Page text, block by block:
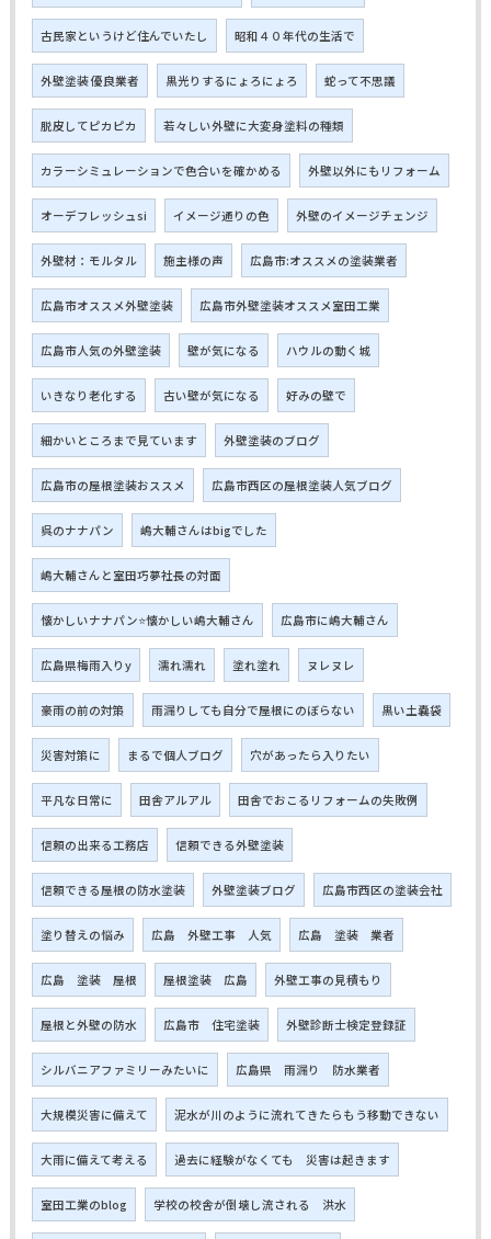
古民家というけど住んでいたし 昭和４０年代の生活で
外壁塗装 優良業者 黒光りするにょろにょろ 蛇って不思議
脱皮してピカピカ 若々しい外壁に大変身塗料の種類
カラーシミュレーションで色合いを確かめる 外壁以外にもリフォーム
オーデフレッシュsi イメージ通りの色 外壁のイメージチェンジ
外壁材：モルタル 施主様の声 広島市:オススメの塗装業者
広島市オススメ外壁塗装 広島市外壁塗装オススメ室田工業
広島市人気の外壁塗装 壁が気になる ハウルの動く城
いきなり老化する 古い壁が気になる 好みの壁で
細かいところまで見ています 外壁塗装のブログ
広島市の屋根塗装おススメ 広島市西区の屋根塗装人気ブログ
呉のナナパン 嶋大輔さんはbigでした
嶋大輔さんと室田巧夢社長の対面
懐かしいナナパン⭐懐かしい嶋大輔さん 広島市に嶋大輔さん
広島県梅雨入りy 濡れ濡れ 塗れ塗れ ヌレヌレ
豪雨の前の対策 雨漏りしても自分で屋根にのぼらない 黒い土嚢袋
災害対策に まるで個人ブログ 穴があったら入りたい
平凡な日常に 田舎アルアル 田舎でおこるリフォームの失敗例
信頼の出来る工務店 信頼できる外壁塗装
信頼できる屋根の防水塗装 外壁塗装ブログ 広島市西区の塗装会社
塗り替えの悩み 広島 外壁工事 人気 広島 塗装 業者
広島 塗装 屋根 屋根塗装 広島 外壁工事の見積もり
屋根と外壁の防水 広島市 住宅塗装 外壁診断士検定登録証
シルバニアファミリーみたいに 広島県 雨漏り 防水業者
大規模災害に備えて 泥水が川のように流れてきたらもう移動できない
大雨に備えて考える 過去に経験がなくても 災害は起きます
室田工業のblog 学校の校舎が倒壊し流される 洪水